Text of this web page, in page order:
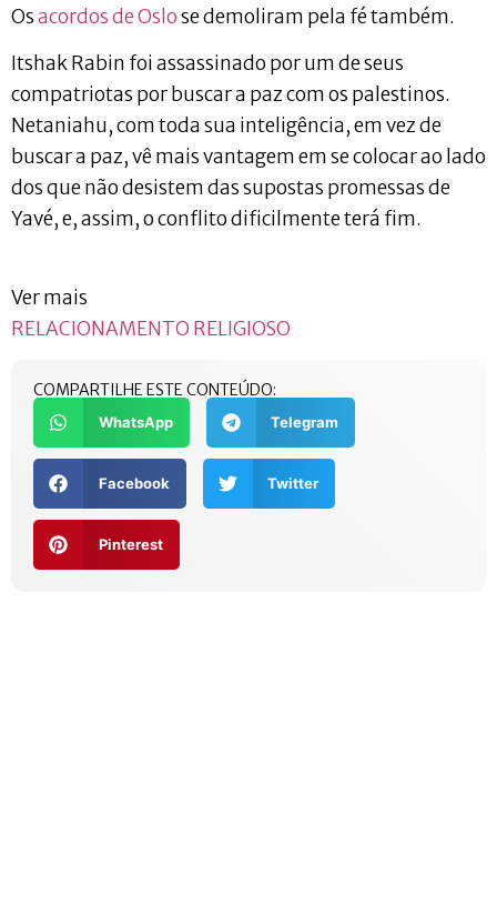
Osacordos de Oslose demoliram pela fé também.
Itshak Rabin foi assassinado por um de seus
compatriotas por buscar a paz com os palestinos.
Netaniahu, com toda sua inteligência, em vez de
buscar a paz, vê mais vantagem em se colocar ao lado
dos que não desistem das supostas promessas de
Yavé, e, assim, o conflito dificilmente terá fim.
Ver mais
RELACIONAMENTO RELIGIOSO
COMPARTILHE ESTE CONTEÚDO:
WhatsApp Telegram
Facebook Twitter
Pinterest